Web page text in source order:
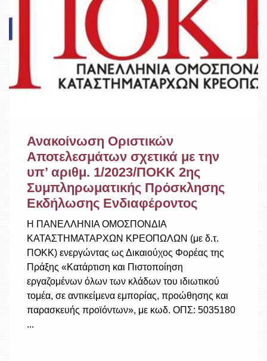
Ανακοίνωση Οριστικών
Αποτελεσμάτων σχετικά με την
υπ’ αριθμ. 1/2023/ΠΟΚΚ 2ης
Συμπληρωματικής Πρόσκλησης
Εκδήλωσης Ενδιαφέροντος
Η ΠΑΝΕΛΛΗΝΙΑ ΟΜΟΣΠΟΝΔΙΑ
ΚΑΤΑΣΤΗΜΑΤΑΡΧΩΝ ΚΡΕΟΠΩΛΩΝ (με δ.τ.
ΠΟΚΚ) ενεργώντας ως Δικαιούχος Φορέας της
Πράξης «Κατάρτιση και Πιστοποίηση
εργαζομένων όλων των κλάδων του ιδιωτικού
τομέα, σε αντικείμενα εμπορίας, προώθησης και
παρασκευής προϊόντων», με κωδ. ΟΠΣ: 5035180
...